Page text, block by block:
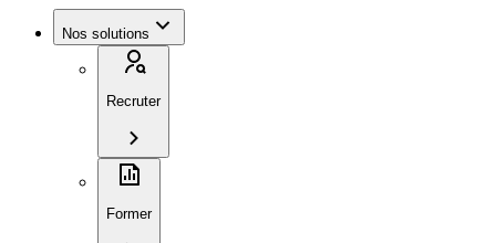
Nos solutions
Recruter
Former